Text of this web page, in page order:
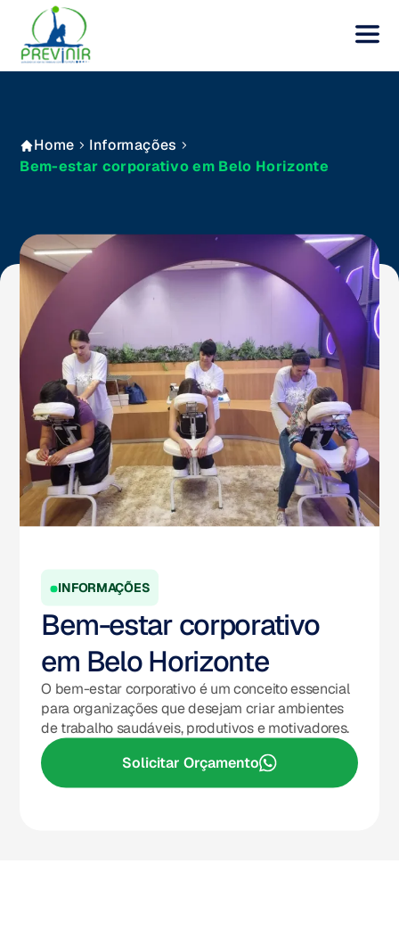
Home
Informações
Bem-estar corporativo em Belo Horizonte
INFORMAÇÕES
Bem-estar corporativo
em Belo Horizonte
O bem-estar corporativo é um conceito essencial
para organizações que desejam criar ambientes
de trabalho saudáveis, produtivos e motivadores.
Solicitar Orçamento